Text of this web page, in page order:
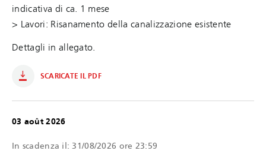
indicativa di ca. 1 mese
> Lavori: Risanamento della canalizzazione esistente
Dettagli in allegato.
SCARICATE IL PDF
03 août 2026
In scadenza il:31/08/2026 ore 23:59